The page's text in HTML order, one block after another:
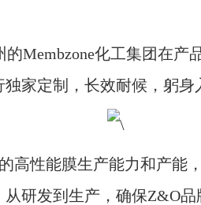
化工集团在产
家定制，长效耐候，躬身
性能膜生产能力和产能
研发到生产，确保Z&O